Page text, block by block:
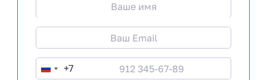
R
+7